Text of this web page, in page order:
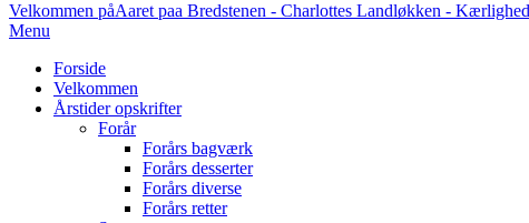
Velkommen påAaret paa Bredstenen - Charlottes Landløkken -
Primary
Menu
Menu
Forside
Velkommen
Årstider opskrifter
Forår
Forårs bagværk
Forårs desserter
Forårs diverse
Forårs retter